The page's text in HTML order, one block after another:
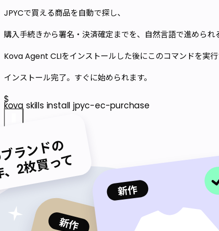
JPYCで買える商品を自動で探し、
購入手続きから署名・決済確定までを、自然言語で進められ
Kova Agent CLIをインストールした後にこのコマンドを実行
インストール完了。すぐに始められます。
$
kova skills install jpyc-ec-purchase
新作
新作
ランドの
2枚買って